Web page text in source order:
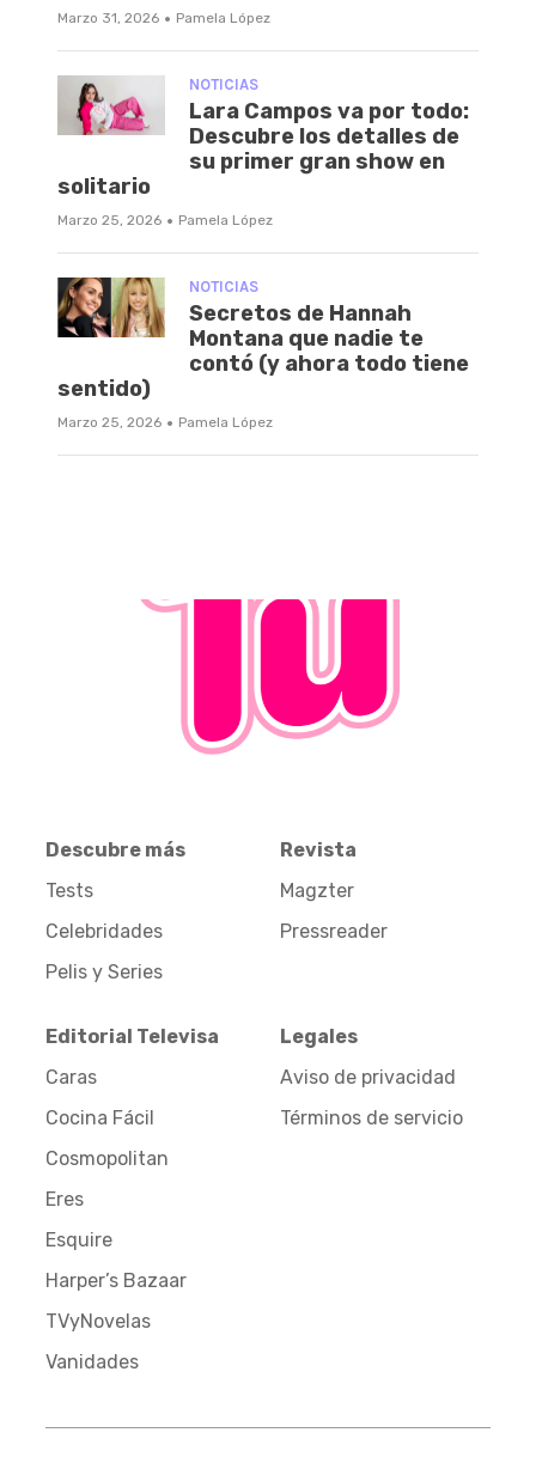
Marzo 31, 2026 · Pamela López
NOTICIAS
Lara Campos va por todo:
Descubre los detalles de
su primer gran show en
solitario
Marzo 25, 2026 · Pamela López
NOTICIAS
Secretos de Hannah
Montana que nadie te
contó (y ahora todo tiene
sentido)
Marzo 25, 2026 · Pamela López
Descubre más
Tests
Celebridades
Pelis y Series
Revista
Magzter
Pressreader
Editorial Televisa
Caras
Cocina Fácil
Cosmopolitan
Eres
Esquire
Harper’s Bazaar
TVyNovelas
Vanidades
Legales
Aviso de privacidad
Términos de servicio